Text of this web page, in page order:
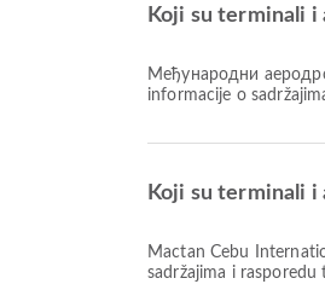
Koji su terminali
Међународни аеродром Сингапур Чанги nudi Šatl autobus, Klinika i apoteke, Parking mesta i mnoge druge pogodnosti kako bi unapredio vaše putničko iskustvo. Detalne
informacije o
Koji su terminali
Mactan Cebu International Airport nudi Taksi, Ručavanje, Usluga razmene valuta i mnoge druge pogodnosti kako bi unapredio vaše putničko iskustvo. Detalne informacije o
sadržajima i rasporedu